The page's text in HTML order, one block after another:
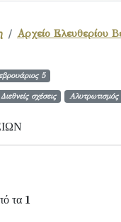
Αρχείο Ελευθερίου
5
Διεθνείς σχέσεις Αλυτρωτισμός
τα 1